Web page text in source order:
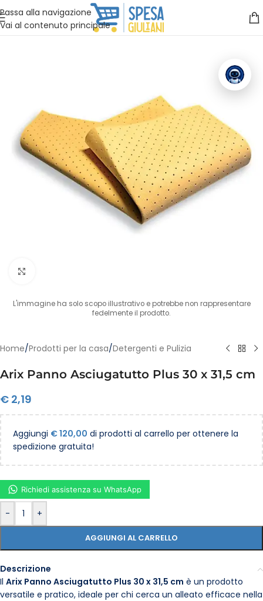
Passa alla navigazione
Vai al contenuto principale
Vuoi assistenza?Clicca qui e ti richiamiamo noi
L'immagine ha solo scopo illustrativo e potrebbe non rappresentare
fedelmente il prodotto.
Home/Prodotti per la casa/Detergenti e Pulizia
Arix Panno Asciugatutto Plus 30 x 31,5 cm
€ 2,19
Aggiungi €120,00 di prodotti al carrello per ottenere la
spedizione gratuita!
- +
AGGIUNGI AL CARRELLO
Richiedi assistenza su WhatsApp
Descrizione
Il Arix Panno Asciugatutto Plus 30 x 31,5 cm è un prodotto
versatile e pratico, ideale per chi cerca un alleato efficace nella